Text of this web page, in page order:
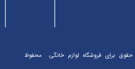
حقوق برای فروشگاه لوازم خانگی محفوظ